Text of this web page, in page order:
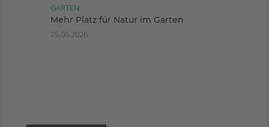
GARTEN
Mehr Platz für Natur im Garten
25.06.2026